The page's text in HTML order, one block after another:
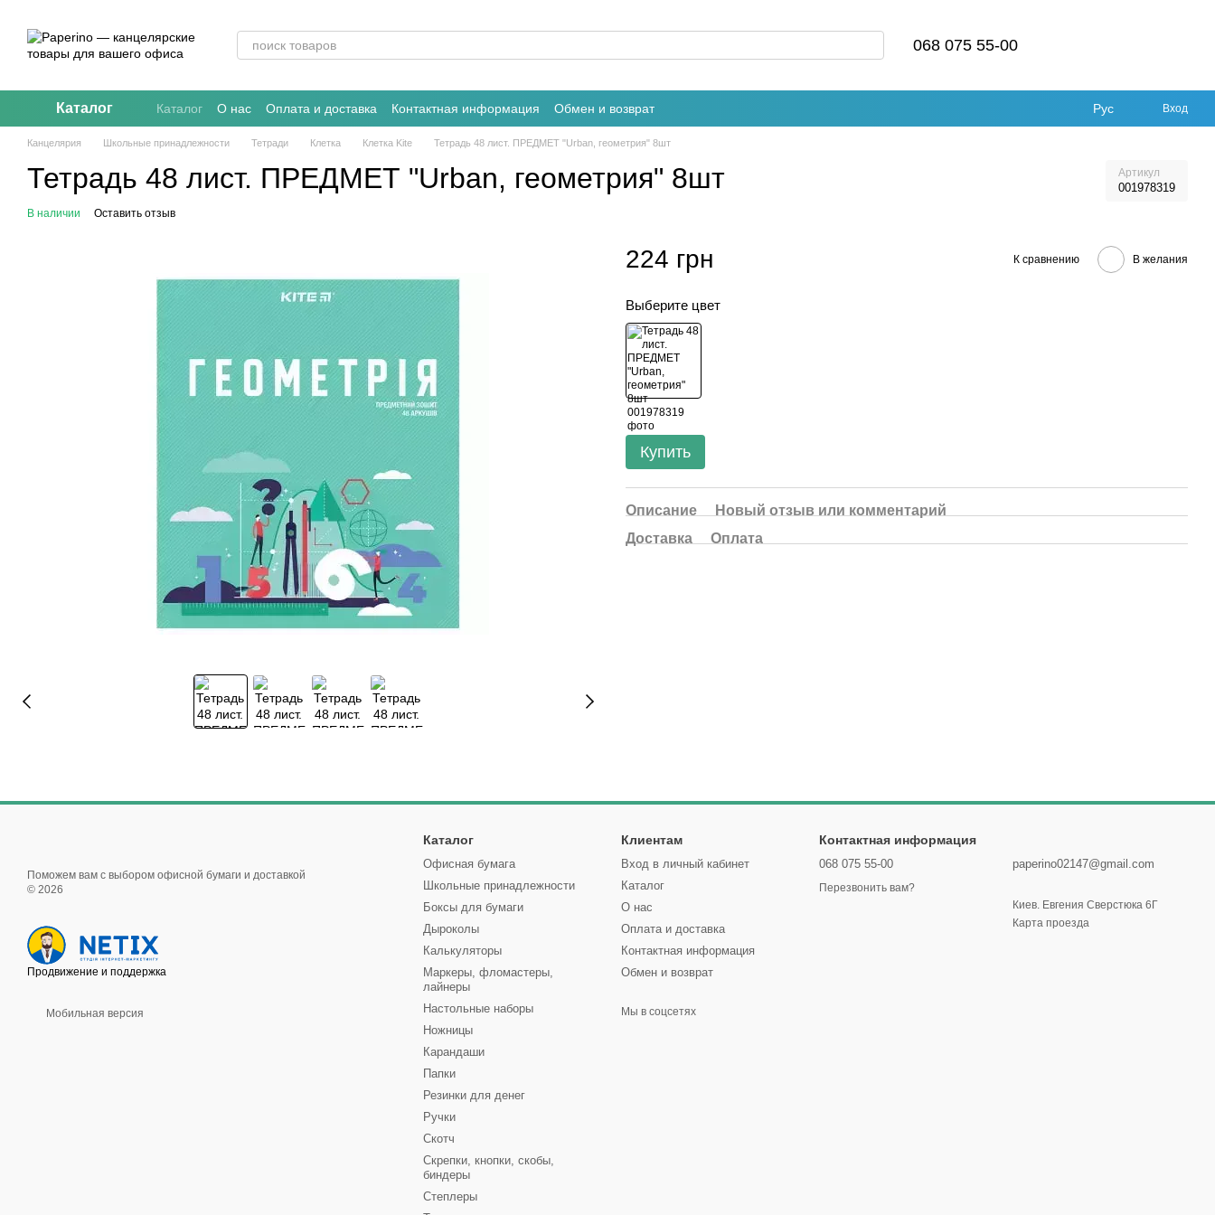
068 075 55-00
Каталог Каталог О нас Оплата и доставка Контактная информация Обмен и возврат Рус Вход
Канцелярия Школьные принадлежности Тетради Клетка Клетка Kite Тетрадь 48 лист. ПРЕДМЕТ "Urban, геометрия" 8шт
Тетрадь 48 лист. ПРЕДМЕТ "Urban, геометрия" 8шт Артикул
001978319
В наличии Оставить отзыв
224 грн К сравнению В желания
Выберите цвет
Купить
Описание
Новый отзыв или комментарий
Доставка
Оплата
Поможем вам с выбором офисной бумаги и доставкой
© 2026
Продвижение и поддержка
Мобильная версия
Каталог
Офисная бумага
Школьные принадлежности
Боксы для бумаги
Дыроколы
Калькуляторы
Маркеры, фломастеры,
лайнеры
Настольные наборы
Ножницы
Карандаши
Папки
Резинки для денег
Ручки
Скотч
Скрепки, кнопки, скобы,
биндеры
Степлеры
Клиентам
Вход в личный кабинет
Каталог
О нас
Оплата и доставка
Контактная информация
Обмен и возврат
Мы в соцсетях
Контактная информация
068 075 55-00
Перезвонить вам?
paperino02147@gmail.com
Киев. Евгения Сверстюка 6Г
Карта проезда